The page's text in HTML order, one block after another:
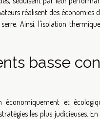
réalisent des
Ainsi, l'isolation
basse
et
les plus judicieuses.